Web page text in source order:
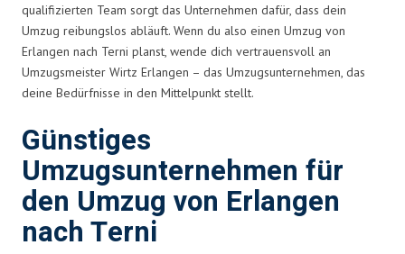
qualifizierten Team sorgt das Unternehmen dafür, dass dein
Umzug reibungslos abläuft. Wenn du also einen Umzug von
Erlangen nach Terni planst, wende dich vertrauensvoll an
Umzugsmeister Wirtz Erlangen – das Umzugsunternehmen, das
deine Bedürfnisse in den Mittelpunkt stellt.
Günstiges
Umzugsunternehmen für
den Umzug von Erlangen
nach Terni